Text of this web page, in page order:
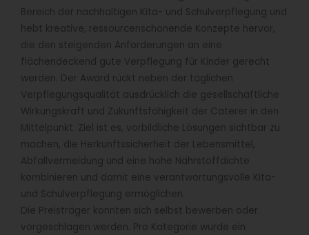
Bereich der nachhaltigen Kita- und Schulverpflegung und
hebt kreative, ressourcenschonende Konzepte hervor,
die den steigenden Anforderungen an eine
flächendeckend gute Verpflegung für Kinder gerecht
werden. Der Award rückt neben der täglichen
Verpflegungsqualität ausdrücklich die gesellschaftliche
Wirkungskraft und Zukunftsfähigkeit der Caterer in den
Mittelpunkt. Ziel ist es, vorbildliche Lösungen sichtbar zu
machen, die Herkunftssicherheit der Lebensmittel,
Abfallvermeidung und eine hohe Nährstoffdichte
kombinieren und damit eine verantwortungsvolle Kita-
und Schulverpflegung ermöglichen.
Die Preisträger konnten sich selbst bewerben oder
vorgeschlagen werden. Pro Kategorie wurde ein